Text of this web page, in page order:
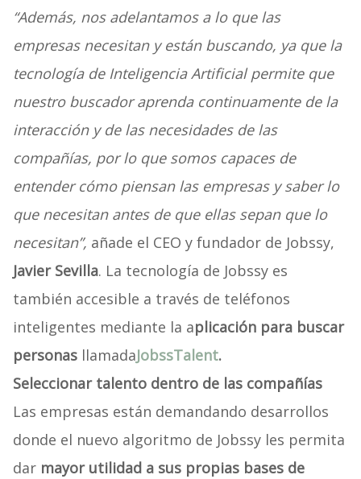
“Además, nos adelantamos a lo que las
empresas necesitan y están buscando, ya que la
tecnología de Inteligencia Artificial permite que
nuestro buscador aprenda continuamente de la
interacción y de las necesidades de las
compañías, por lo que somos capaces de
entender cómo piensan las empresas y saber lo
que necesitan antes de que ellas sepan que lo
necesitan”, añade el CEO y fundador de Jobssy,
Javier Sevilla. La tecnología de Jobssy es
también accesible a través de teléfonos
inteligentes mediante la aplicación para buscar
personas llamadaJobssTalent.
Seleccionar talento dentro de las compañías
Las empresas están demandando desarrollos
donde el nuevo algoritmo de Jobssy les permita
dar mayor utilidad a sus propias bases de